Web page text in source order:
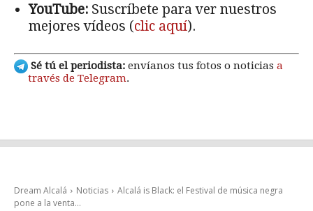
YouTube: Suscríbete para ver nuestros
mejores vídeos (clic aquí).
Sé tú el periodista: envíanos tus fotos o noticias a
través de Telegram.